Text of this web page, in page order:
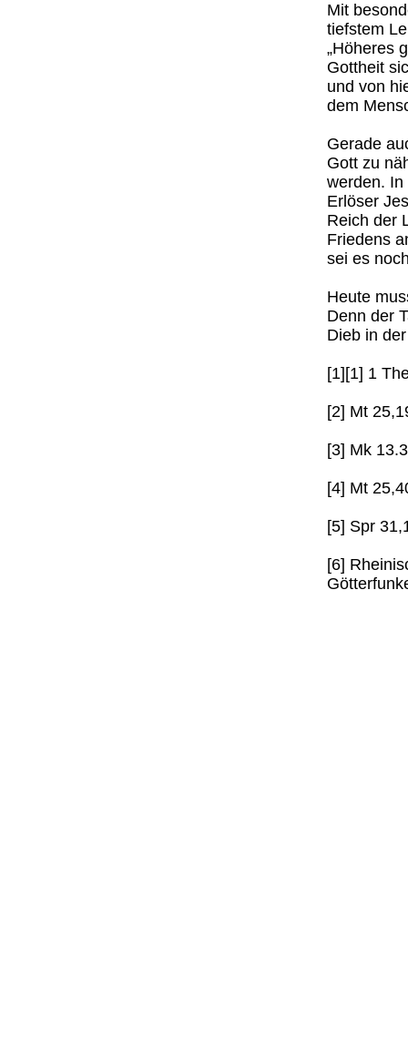
Mit
tiefstem
„Höheres
Gottheit
und von
dem
Gerade
Gott zu
werden. In
Erlöser
Reich der
Friedens
sei es
Heute
Denn der
Dieb in
[1][1] 1
[2] Mt
[3] Mk
[4] Mt
[5] Spr
[6]